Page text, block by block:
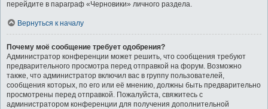
перейдите в параграф «Черновики» личного раздела.
Вернуться к началу
Почему моё сообщение требует одобрения?
Администратор конференции может решить, что сообщения требуют
предварительного просмотра перед отправкой на форум. Возможно
также, что администратор включил вас в группу пользователей,
сообщения которых, по его или её мнению, должны быть предварительно
просмотрены перед отправкой. Пожалуйста, свяжитесь с
администратором конференции для получения дополнительной